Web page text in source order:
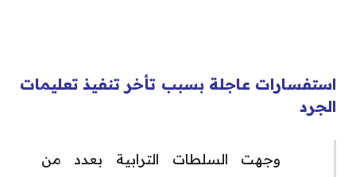
استفسارات عاجلة بسبب تأخر تنفيذ تعليمات
الجرد
وجهت السلطات الترابية بعدد من